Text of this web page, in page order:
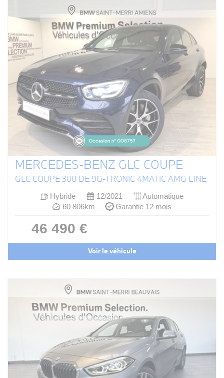
MERCEDES-BENZ GLC COUPE
GLC COUPÉ 300 DE 9G-TRONIC 4MATIC AMG LINE
Hybride 12/2021
Automatique
60 806km
Garantie 12 mois
46 490 €
Voir le véhicule